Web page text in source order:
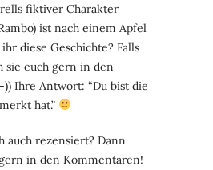
fiktiver Charakter
ist nach einem Apfel
diese Geschichte? Falls
sie euch gern in den
Ihre Antwort: “Du bist die
hat.”
auch rezensiert? Dann
in den Kommentaren!